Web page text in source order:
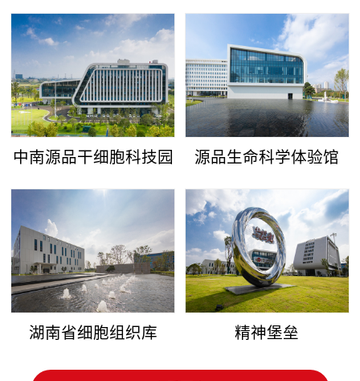
中南源品干细胞科技园 源品生命科学体验馆
湖南省细胞组织库 精神堡垒